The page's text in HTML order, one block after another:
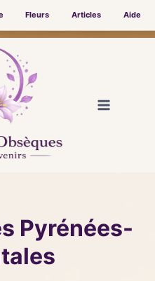
Fleurs Articles Aide
Pyrénées-